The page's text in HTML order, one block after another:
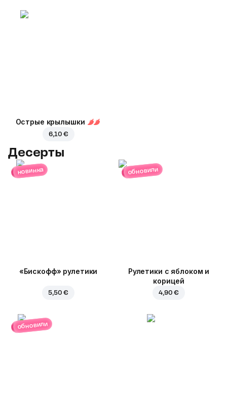
Острые крылышки
6,10 €
Десерты
новинка
«Бискофф» рулетики
5,50 €
обновили
Рулетики с яблоком и
корицей
4,90 €
обновили